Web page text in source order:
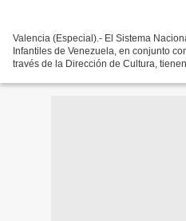
Valencia (Especial).- El Sistema
Infantiles de Venezuela, en conjunto
través de la Dirección de Cultura,